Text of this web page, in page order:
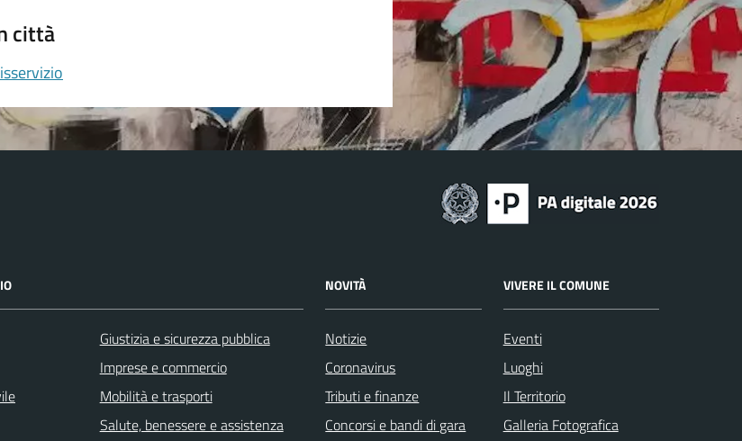
città
Giustizia e sicurezza pubblica
Imprese e commercio
Mobilità e trasporti
Salute, benessere e assistenza
NOVITÀ
Notizie
Coronavirus
Tributi e finanze
Concorsi e bandi di gara
VIVERE IL COMUNE
Eventi
Luoghi
Il Territorio
Galleria Fotografica